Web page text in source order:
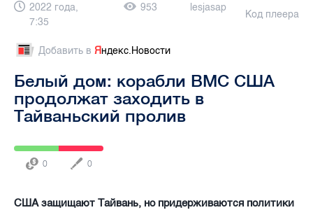
2022 года,
7:35
953 lesjasap
Код плеера
Добавить в Яндекс.Новости
Белый дом: корабли ВМС США
продолжат заходить в
Тайваньский пролив
0 0
США защищают Тайвань, но придерживаются политики